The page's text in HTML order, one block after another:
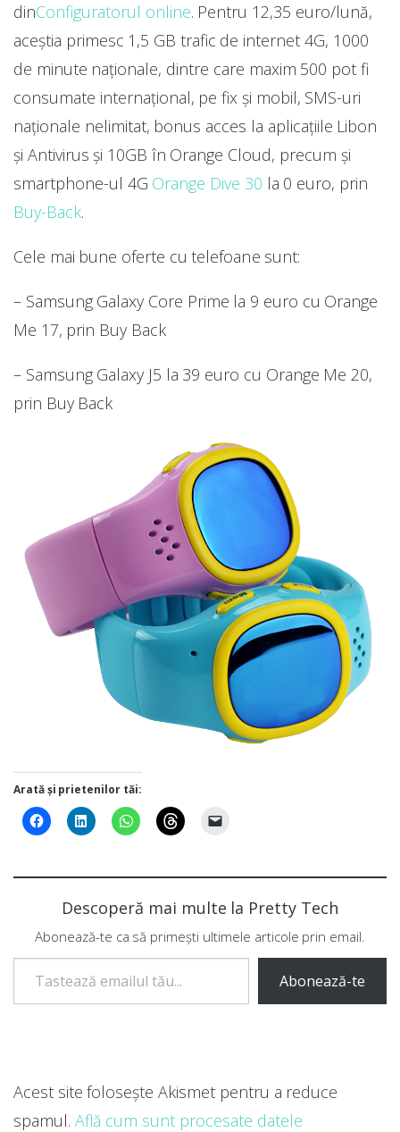
dinConfiguratorul online. Pentru 12,35 euro/lună,
aceștia primesc 1,5 GB trafic de internet 4G, 1000
de minute naționale, dintre care maxim 500 pot fi
consumate internațional, pe fix și mobil, SMS-uri
naționale nelimitat, bonus acces la aplicațiile Libon
și Antivirus și 10GB în Orange Cloud, precum și
smartphone-ul 4G Orange Dive 30 la 0 euro, prin
Buy-Back.
Cele mai bune oferte cu telefoane sunt:
– Samsung Galaxy Core Prime la 9 euro cu Orange
Me 17, prin Buy Back
– Samsung Galaxy J5 la 39 euro cu Orange Me 20,
prin Buy Back
Arată și prietenilor tăi:
Descoperă mai multe la Pretty Tech
Abonează-te ca să primești ultimele articole prin email.
Tastează emailul tău...
Abonează-te
Acest site folosește Akismet pentru a reduce
spamul. Află cum sunt procesate datele